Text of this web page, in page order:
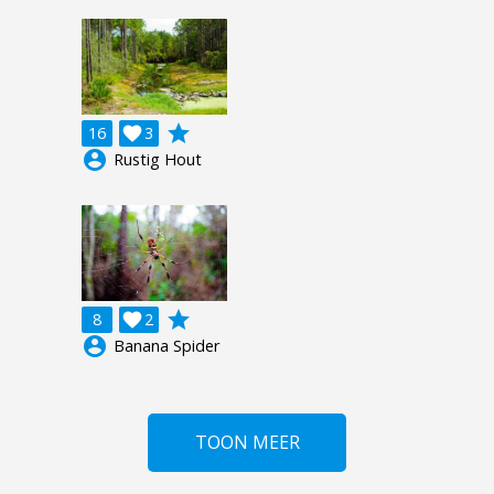
16 3

grade
account_circle Rustig Hout
8 2

grade
account_circle Banana Spider
TOON MEER